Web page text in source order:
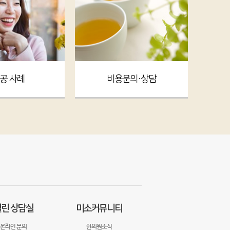
사례 비용문의·상담
상담실
온라인 문의
미소커뮤니티
한의원소식